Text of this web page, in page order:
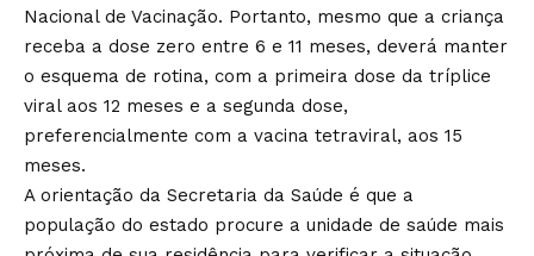
Nacional de Vacinação. Portanto, mesmo que a criança
receba a dose zero entre 6 e 11 meses, deverá manter
o esquema de rotina, com a primeira dose da tríplice
viral aos 12 meses e a segunda dose,
preferencialmente com a vacina tetraviral, aos 15
meses.
A orientação da Secretaria da Saúde é que a
população do estado procure a unidade de saúde mais